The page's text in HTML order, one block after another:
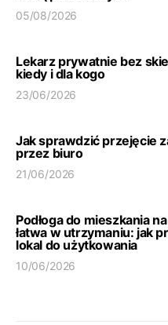
05/08/2026
Lekarz prywatnie bez
kiedy i dla kogo
23/06/2026
Jak sprawdzić przejęcie
przez biuro
21/06/2026
Podłoga do mieszkania
łatwa w utrzymaniu: jak
lokal do użytkowania
10/06/2026